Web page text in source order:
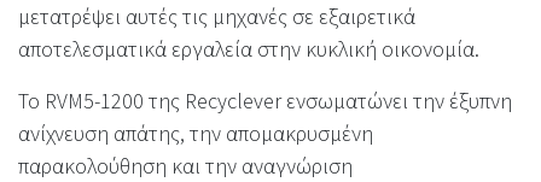
μετατρέψει αυτές τις μηχανές σε εξαιρετικά
αποτελεσματικά εργαλεία στην κυκλική οικονομία.
Το RVM5-1200 της Recyclever ενσωματώνει την έξυπνη
ανίχνευση απάτης, την απομακρυσμένη
παρακολούθηση και την αναγνώριση